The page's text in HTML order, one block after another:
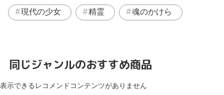
現代の少女 精霊 魂のかけら
同じジャンルのおすすめ商品
表示できるレコメンドコンテンツがありません